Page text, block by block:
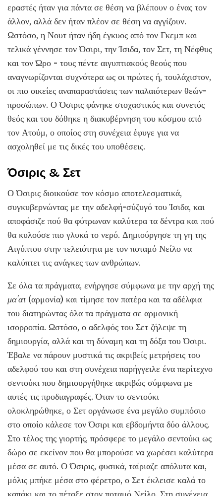
εραστές ήταν για πάντα σε θέση να βλέπουν ο ένας τον
άλλον, αλλά δεν ήταν πλέον σε θέση να αγγίζουν.
Ωστόσο, η Νουτ ήταν ήδη έγκυος από τον Γκεμπ και
τελικά γέννησε τον Όσιρι, την Ίσιδα, τον Σετ, τη Νέφθυς
και τον Ώρο - τους πέντε αιγυπτιακούς θεούς που
αναγνωρίζονται συχνότερα ως οι πρώτες ή, τουλάχιστον,
οι πιο οικείες αναπαραστάσεις των παλαιότερων θεών-
προσώπων. Ο Όσιρις φάνηκε στοχαστικός και συνετός
θεός και του δόθηκε η διακυβέρνηση του κόσμου από
τον Ατούμ, ο οποίος στη συνέχεια έφυγε για να
ασχοληθεί με τις δικές του υποθέσεις.
Όσιρις & Σετ
Ο Όσιρις διοικούσε τον κόσμο αποτελεσματικά,
συγκυβερνώντας με την αδελφή-σύζυγό του Ίσιδα, και
αποφάσιζε πού θα φύτρωναν καλύτερα τα δέντρα και πού
θα κυλούσε πιο γλυκά το νερό. Δημιούργησε τη γη της
Αιγύπτου στην τελειότητα με τον ποταμό Νείλο να
καλύπτει τις ανάγκες των ανθρώπων.
Σε όλα τα πράγματα, ενήργησε σύμφωνα με την αρχή της
μα'ατ(αρμονία) και τίμησε τον πατέρα και τα αδέλφια
του διατηρώντας όλα τα πράγματα σε αρμονική
ισορροπία. Ωστόσο, ο αδελφός του Σετ ζήλεψε τη
δημιουργία, αλλά και τη δύναμη και τη δόξα του Όσιρι.
Έβαλε να πάρουν μυστικά τις ακριβείς μετρήσεις του
αδελφού του και στη συνέχεια παρήγγειλε ένα περίτεχνο
σεντούκι που δημιουργήθηκε ακριβώς σύμφωνα με
αυτές τις προδιαγραφές. Όταν το σεντούκι
ολοκληρώθηκε, ο Σετ οργάνωσε ένα μεγάλο συμπόσιο
στο οποίο κάλεσε τον Όσιρι και εβδομήντα δύο άλλους.
Στο τέλος της γιορτής, πρόσφερε το μεγάλο σεντούκι ως
δώρο σε εκείνον που θα μπορούσε να χωρέσει καλύτερα
μέσα σε αυτό. Ο Όσιρις, φυσικά, ταίριαζε απόλυτα και,
μόλις μπήκε μέσα στο φέρετρο, ο Σετ έκλεισε καλά το
καπάκι και το πέταξε στον ποταμό Νείλο. Στη συνέχεια